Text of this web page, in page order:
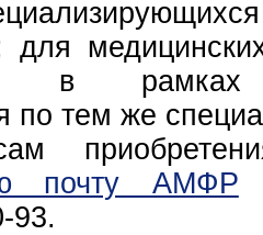
для
в рамках
по тем же
почту АМФР
93.